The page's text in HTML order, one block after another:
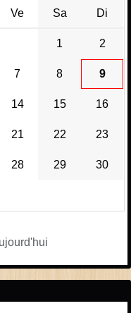
Ve Sa Di
1 2
7 8 9
14 15 16
21 22 23
28 29 30